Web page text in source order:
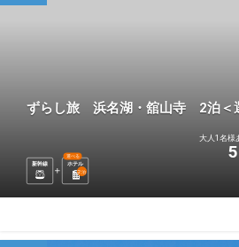
ずらし旅 浜名湖・舘山寺 2泊＜
新幹線 ホテル
選べる
2泊
大人1名様